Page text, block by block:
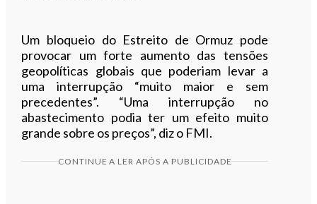
Um bloqueio do Estreito de Ormuz pode
provocar um forte aumento das tensões
geopolíticas globais que poderiam levar a
uma interrupção “muito maior e sem
precedentes”. “Uma interrupção no
abastecimento podia ter um efeito muito
grande sobre os preços”, diz o FMI.
CONTINUE A LER APÓS A PUBLICIDADE